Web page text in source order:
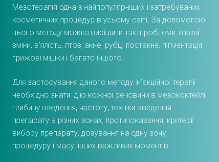
Мезотерапія одна з найпопулярніших і затребуваних
косметичних процедур в усьому світі. За допомогою
цього методу можна вирішити такі проблеми: вікові
зміни, в'ялість, птоз, акне, рубці постакне, пігментація,
грижові мішки і багато іншого.
Для застосування даного методу ін'єкційної терапії
необхідно знати: дію кожної речовини в мезококтейлі,
глибину введення, частоту, техніки введення
препарату в різних зонах, протипоказання, критерії
вибору препарату, дозування на одну зону,
процедуру і масу інших важливих моментів.